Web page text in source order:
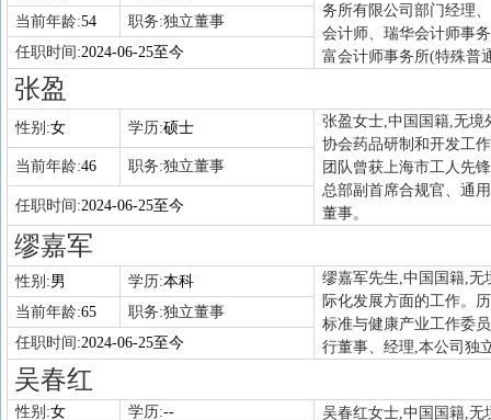
务所有限公司部门经理
会计师、瑞华会计师事
富会计师事务所(特殊普
当前年龄:54 职务:独立董事
任职时间:2024-06-25至今
张盈
性别:女 学历:硕士
张盈女士,中国国籍,无境
协会药品研制和开发工
团队曾获上海市工人先
总部副首席合规官、通
董事。
当前年龄:46 职务:独立董事
任职时间:2024-06-25至今
缪嘉军
性别:男 学历:本科
缪嘉军先生,中国国籍,无
际化发展方面的工作。
标准与健康产业工作委
行董事、经理,本公司独
当前年龄:65 职务:独立董事
任职时间:2024-06-25至今
吴春红
性别:女 学历:--
吴春红女士,中国国籍,无